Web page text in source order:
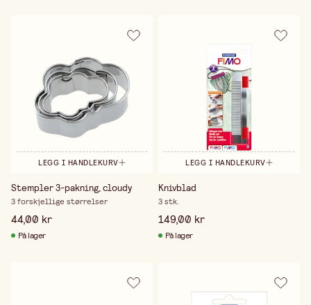
LEGG I HANDLEKURV
Stempler 3-pakning, cloudy
3 forskjellige størrelser
44,00 kr
På lager
LEGG I HANDLEKURV
Knivblad
3 stk.
149,00 kr
På lager